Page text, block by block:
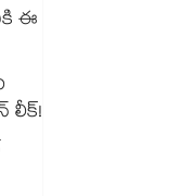
ఈ
లీక్!